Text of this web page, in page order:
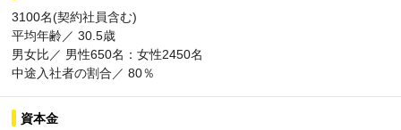
3100名(契約社員含む)
平均年齢／ 30.5歳
男女比／ 男性650名：女性2450名
中途入社者の割合／ 80％
資本金